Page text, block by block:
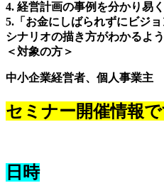
4. 経営計画の事例を分かり易
5.「お金にしばられずにビジ
シナリオの描き方がわかるよう
＜対象の方＞
中小企業経営者、個人事業主
セミナー開催情報で
日時